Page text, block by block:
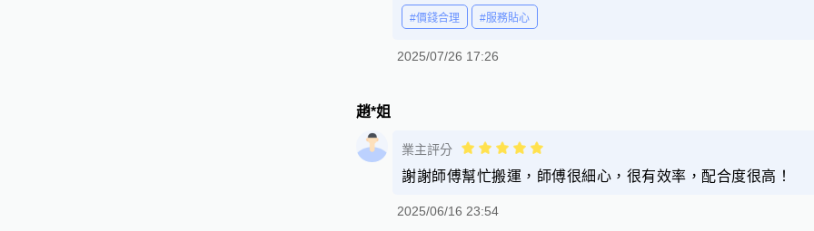
#價錢合理 #服務貼心
2025/07/26 17:26
趙*姐
業主評分
謝謝師傅幫忙搬運，師傅很細心，很有效率，配合度很高！
2025/06/16 23:54